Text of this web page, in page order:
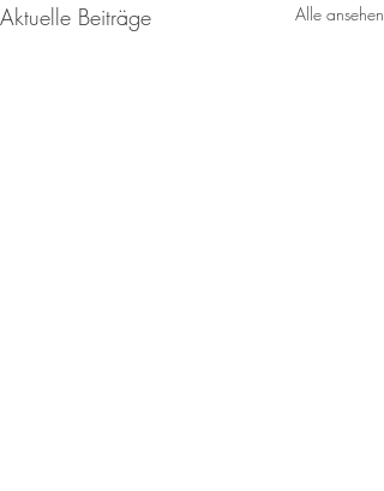
Aktuelle Beiträge Alle ansehen